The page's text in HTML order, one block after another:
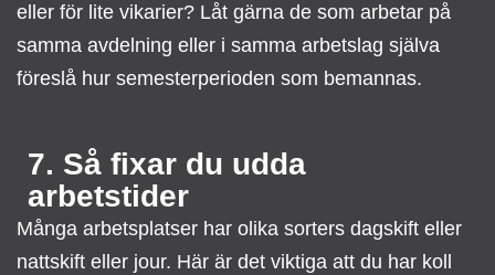
eller för lite vikarier? Låt gärna de som arbetar på
samma avdelning eller i samma arbetslag själva
föreslå hur semesterperioden som bemannas.
7. Så fixar du udda
arbetstider
Många arbetsplatser har olika sorters dagskift eller
nattskift eller jour. Här är det viktiga att du har koll